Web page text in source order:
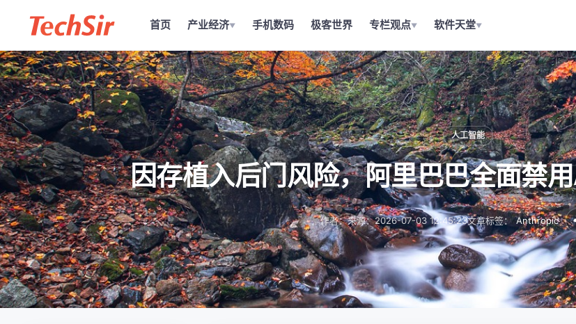
首页 产业经济▼ 手机数码 极客世界 专栏观点▼ 软件天堂▼
人工智能
因存植入后门风险，阿里巴巴全面禁
作者：来源：2026-07-03 12:45:23文章标签： Anthropic